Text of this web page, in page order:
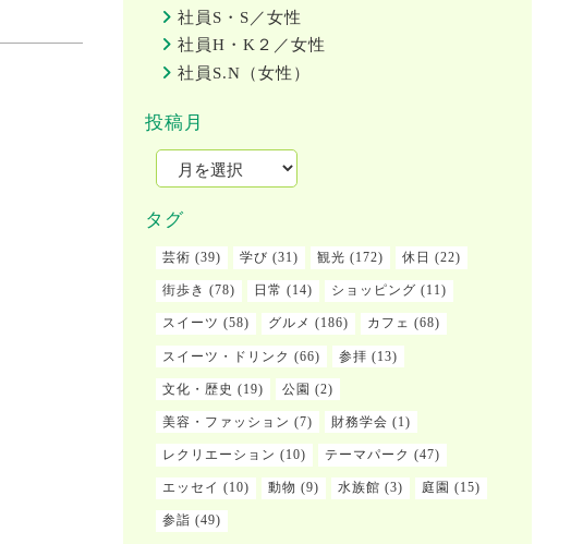
社員S・S／女性
社員H・K２／女性
社員S.N（女性）
投稿月
タグ
芸術 (39) 学び (31) 観光 (172) 休日 (22)
街歩き (78) 日常 (14) ショッピング (11)
スイーツ (58) グルメ (186) カフェ (68)
スイーツ・ドリンク (66) 参拝 (13)
文化・歴史 (19) 公園 (2)
美容・ファッション (7) 財務学会 (1)
レクリエーション (10) テーマパーク (47)
エッセイ (10) 動物 (9) 水族館 (3) 庭園 (15)
参詣 (49)